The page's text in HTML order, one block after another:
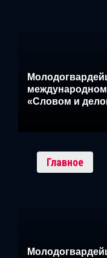
«Словом и
Главное